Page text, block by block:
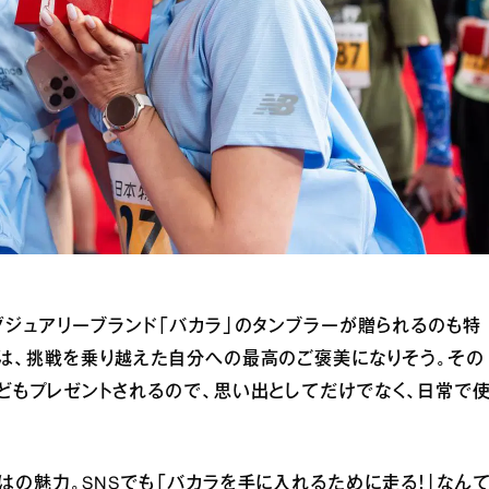
ュアリーブランド「バカラ」のタンブラーが贈られるのも特
、挑戦を乗り越えた自分への最高のご褒美になりそう。その
プレゼントされるので、思い出としてだけでなく、日常で
魅力。SNSでも「バカラを手に入れるために走る！」なん